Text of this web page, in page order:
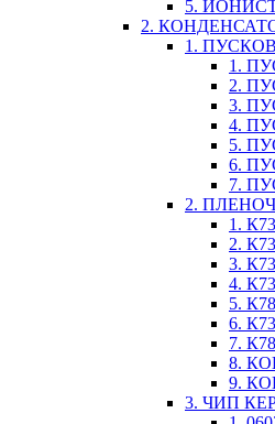
5.
2.
1.
1.
2.
3.
4.
5.
6.
7.
2.
1.
2.
3.
4.
5.
6.
7.
8.
9.
3. ЧИП